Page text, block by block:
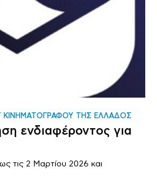
ΤΗΣ ΕΛΛΑΔΟΣ
ενδιαφέροντος για
τις 2 Μαρτίου 2026 και